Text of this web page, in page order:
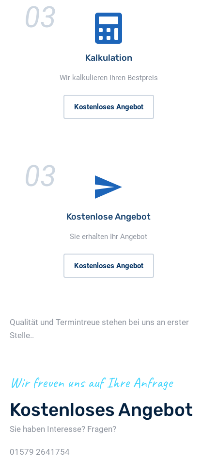
03
Kalkulation
Wir kalkulieren Ihren Bestpreis
Kostenloses Angebot
03
Kostenlose Angebot
Sie erhalten Ihr Angebot
Kostenloses Angebot
Qualität und Termintreue stehen bei uns an erster
Stelle..
Wir freuen uns auf Ihre Anfrage
Kostenloses Angebot
Sie haben Interesse? Fragen?
01579 2641754